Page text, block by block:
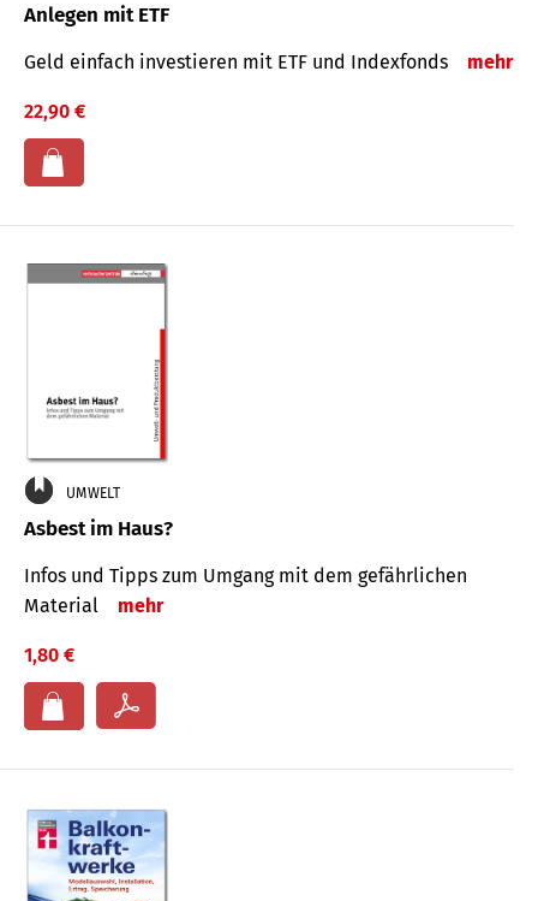
Anlegen mit ETF
Geld einfach investieren mit ETF und Indexfonds mehr
22,90 €
UMWELT
Asbest im Haus?
Infos und Tipps zum Um­gang mit dem ge­fähr­lichen
Mate­rial
mehr
1,80 €